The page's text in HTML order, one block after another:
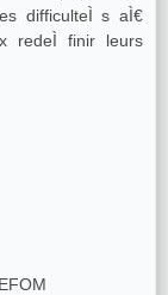
difficulteÌ s aÌ€
redeÌ finir leurs